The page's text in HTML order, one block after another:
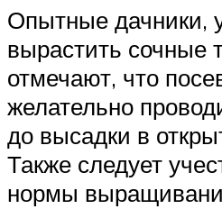
Опытные дачники,
вырастить сочные
отмечают, что
желательно
до высадки в
Также следует
нормы